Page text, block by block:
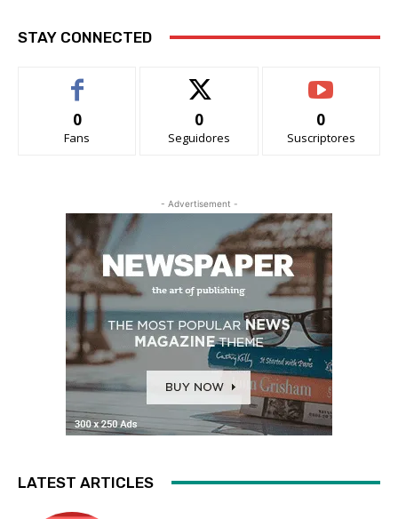
STAY CONNECTED
0
Fans
0
Seguidores
0
Suscriptores
- Advertisement -
LATEST ARTICLES